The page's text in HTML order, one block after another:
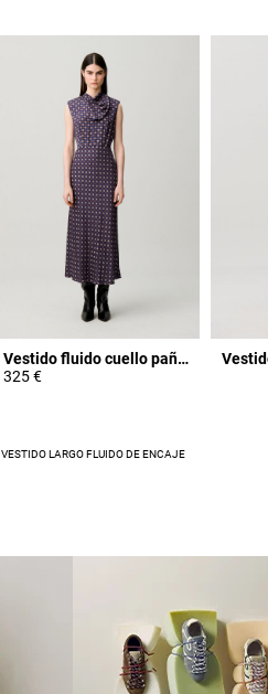
Vestido fluido cuello pañuelo
325 €
VESTIDO LARGO FLUIDO DE ENCAJE